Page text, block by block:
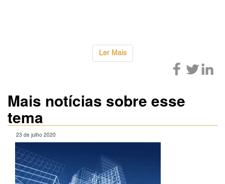
Ler Mais
Mais notícias sobre esse
tema
23 de julho 2020